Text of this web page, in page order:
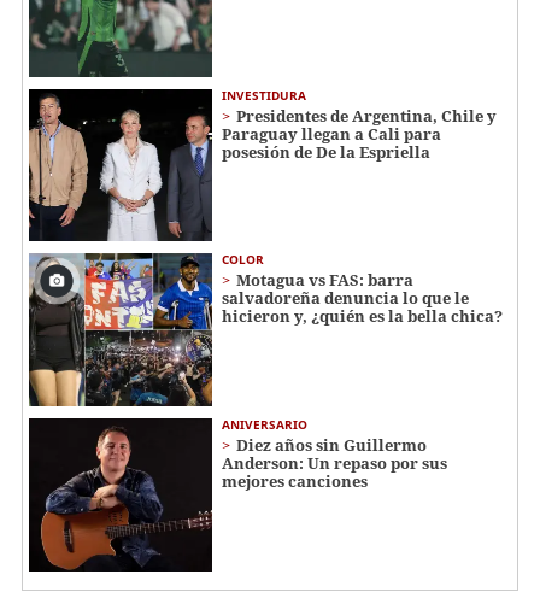
INVESTIDURA
Presidentes de Argentina, Chile y
Paraguay llegan a Cali para
posesión de De la Espriella
COLOR
Motagua vs FAS: barra
salvadoreña denuncia lo que le
hicieron y, ¿quién es la bella chica?
ANIVERSARIO
Diez años sin Guillermo
Anderson: Un repaso por sus
mejores canciones